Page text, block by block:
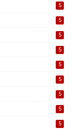
5
5
5
5
5
5
5
5
5